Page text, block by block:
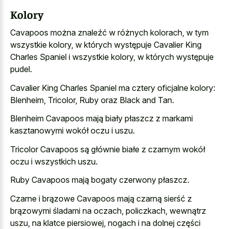
Kolory
Cavapoos można znaleźć w różnych kolorach, w tym
wszystkie kolory, w których występuje Cavalier King
Charles Spaniel i wszystkie kolory, w których występuje
pudel.
Cavalier King Charles Spaniel ma cztery oficjalne kolory:
Blenheim, Tricolor, Ruby oraz Black and Tan.
Blenheim Cavapoos mają biały płaszcz z markami
kasztanowymi wokół oczu i uszu.
Tricolor Cavapoos są głównie białe z czarnym wokół
oczu i wszystkich uszu.
Ruby Cavapoos mają bogaty czerwony płaszcz.
Czarne i brązowe Cavapoos mają czarną sierść z
brązowymi śladami na oczach, policzkach, wewnątrz
uszu, na klatce piersiowej, nogach i na dolnej części